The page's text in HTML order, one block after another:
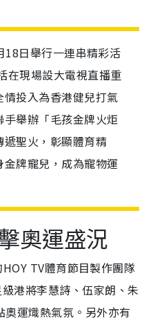
18日舉行一連串精彩活
在現場設大電視直播重
投入為香港健兒打氣
舉辦「毛孩金牌火炬
聖火，彰顯體育精
牌寵兒，成為寵物運
奧運盛況
TV體育節目製作團隊
港將李慧詩、伍家朗、朱
運熾熱氣氛。另外亦有